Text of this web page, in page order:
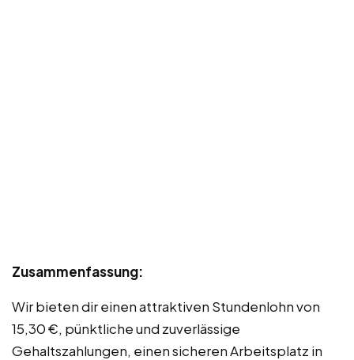
Zusammenfassung:
Wir bieten dir einen attraktiven Stundenlohn von
15,30 €, pünktliche und zuverlässige
Gehaltszahlungen, einen sicheren Arbeitsplatz in